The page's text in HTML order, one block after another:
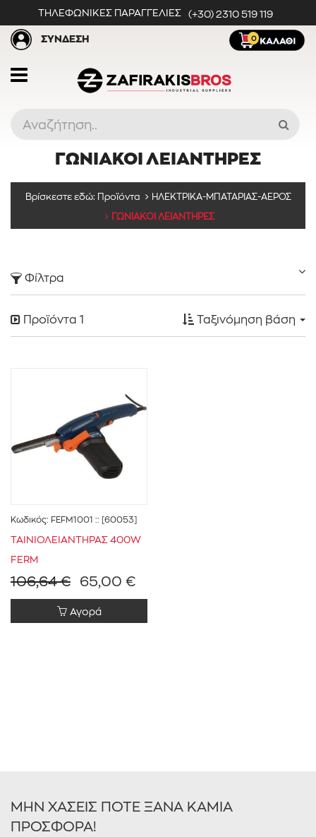
ΤΗΛΕΦΩΝΙΚΕΣ ΠΑΡΑΓΓΕΛΙΕΣ (+30) 2310 519 119
0
ΣΥΝΔΕΣΗ
Κατηγορίες
ΓΩΝΙΑΚΟΙ ΛΕΙΑΝΤΗΡΕΣ
Βρίσκεστε εδώ: Προϊόντα
ΗΛΕΚΤΡΙΚΑ-ΜΠΑΤΑΡΙΑΣ-ΑΕΡΟΣ
ΓΩΝΙΑΚΟΙ ΛΕΙΑΝΤΗΡΕΣ
Φίλτρα
201w - 500w
Ταινιολειαντήρες
Προϊόντα 1 Ταξινόμηση βάση
Κωδικός: FEFM1001 :: [60053]
ΤΑΙΝΙΟΛΕΙΑΝΤΗΡΑΣ 400W
FERM
106,64 € 65,00 €
Αγορά
ΜΗΝ ΧΑΣΕΙΣ ΠΟΤΕ ΞΑΝΑ ΚΑΜΙΑ
ΠΡΟΣΦΟΡΑ!